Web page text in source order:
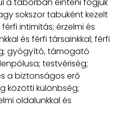
sokszor tabuként kezelt
intimitás; érzelmi és
és férfi társainkkal; férfi
gyógyító, támogató
testvériség;
a biztonságos erő
közötti különbség;
oldalunkkal és